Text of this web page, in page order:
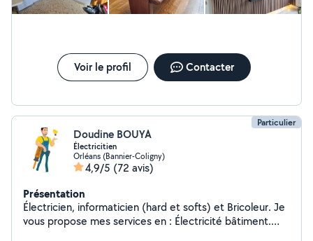
Voir le profil Contacter
Particulier
Doudine BOUYA
Électricitien
Orléans (Bannier-Coligny)
4,9/5 (72 avis)
Présentation
Électricien, informaticien (hard et softs) et Bricoleur. Je
vous propose mes services en : Électricité bâtiment.